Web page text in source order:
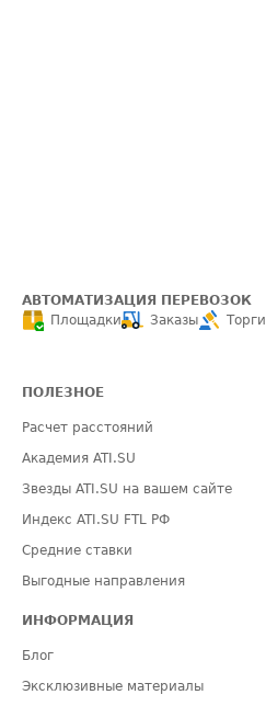
АВТОМАТИЗАЦИЯ ПЕРЕВОЗОК
Площадки
Заказы Торги
ПОЛЕЗНОЕ
Расчет расстояний
Академия ATI.SU
Звезды ATI.SU на вашем сайте
Индекс ATI.SU FTL РФ
Средние ставки
Выгодные направления
ИНФОРМАЦИЯ
Блог
Эксклюзивные материалы